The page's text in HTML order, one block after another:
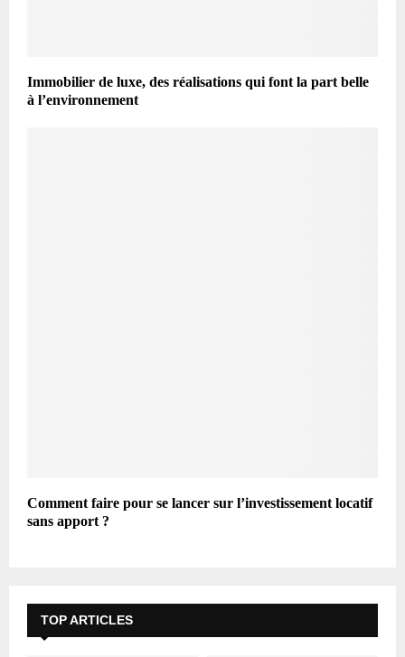
Immobilier de luxe, des réalisations qui font la part belle
à l’environnement
Comment faire pour se lancer sur l’investissement locatif
sans apport ?
TOP ARTICLES